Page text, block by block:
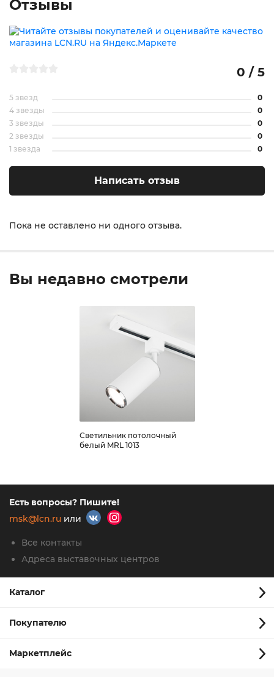
Отзывы
Пока не оставлено ни одного отзыва.
0 / 5
5 звезд
0
4 звезды
0
3 звезды
0
2 звезды
0
1 звезда
0
Написать отзыв
Вы недавно смотрели
Светильник потолочный
белый MRL 1013
Есть вопросы? Пишите!
msk@lcn.ru или
Все контакты
Адреса выставочных центров
Каталог
Покупателю
Маркетплейс